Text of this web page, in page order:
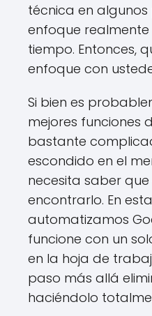
técnica en
enfoque
tiempo. Entonces,
enfoque con
Si bien es
mejores funciones
bastante
escondido en el
necesita saber
encontrarlo. En
automatizamos
funcione con un
en la hoja de
paso más allá
haciéndolo